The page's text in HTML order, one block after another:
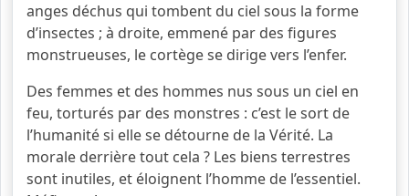
anges déchus qui tombent du ciel sous la forme
d’insectes ; à droite, emmené par des figures
monstrueuses, le cortège se dirige vers l’enfer.
Des femmes et des hommes nus sous un ciel en
feu, torturés par des monstres : c’est le sort de
l’humanité si elle se détourne de la Vérité. La
morale derrière tout cela ? Les biens terrestres
sont inutiles, et éloignent l’homme de l’essentiel.